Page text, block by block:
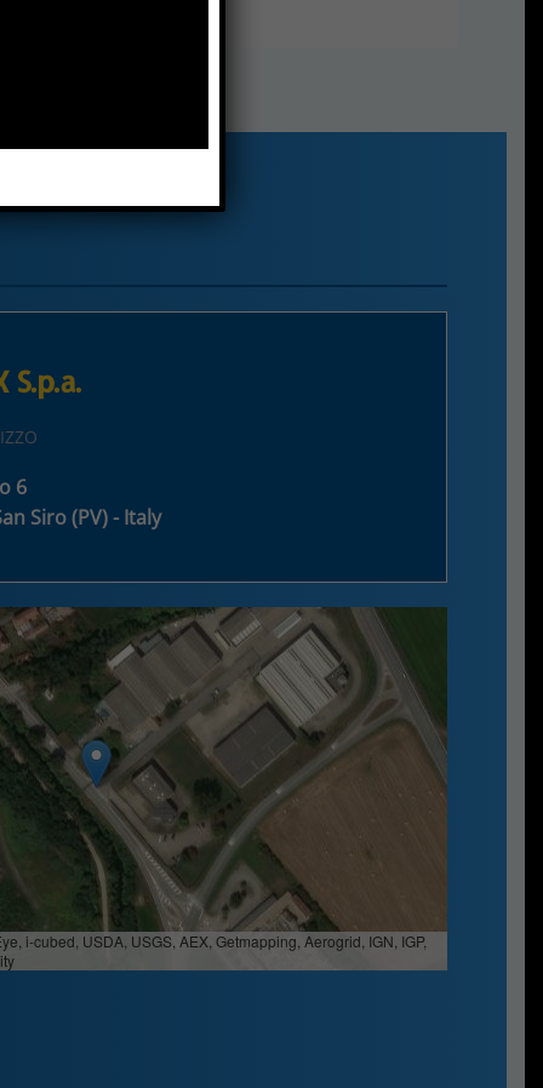
S.p.a.
6
Siro (PV) - Italy
i-cubed, USDA, USGS, AEX, Getmapping, Aerogrid, IGN, IGP,